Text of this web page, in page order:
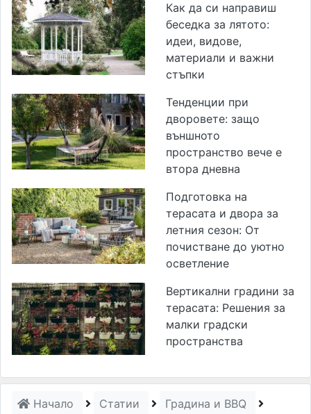
Как да си направиш
беседка за лятото:
идеи, видове,
материали и важни
стъпки
Тенденции при
дворовете: защо
външното
пространство вече е
втора дневна
Подготовка на
терасата и двора за
летния сезон: От
почистване до уютно
осветление
Вертикални градини за
терасата: Решения за
малки градски
пространства
Начало Статии
Градина и BBQ